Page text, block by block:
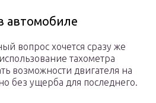
автомобиле
вопрос хочется сразу же
тахометра
возможности двигателя на
без ущерба для последнего.